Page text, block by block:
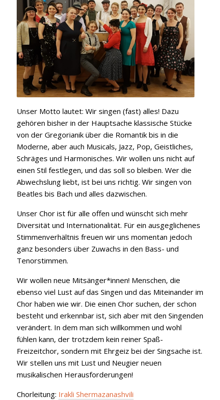
Unser Motto lautet: Wir singen (fast) alles! Dazu
gehören bisher in der Hauptsache klassische Stücke
von der Gregorianik über die Romantik bis in die
Moderne, aber auch Musicals, Jazz, Pop, Geistliches,
Schräges und Harmonisches. Wir wollen uns nicht auf
einen Stil festlegen, und das soll so bleiben. Wer die
Abwechslung liebt, ist bei uns richtig. Wir singen von
Beatles bis Bach und alles dazwischen.
Unser Chor ist für alle offen und wünscht sich mehr
Diversität und Internationalität. Für ein ausgeglichenes
Stimmenverhältnis freuen wir uns momentan jedoch
ganz besonders über Zuwachs in den Bass- und
Tenorstimmen.
Wir wollen neue Mitsänger*innen! Menschen, die
ebenso viel Lust auf das Singen und das Miteinander im
Chor haben wie wir. Die einen Chor suchen, der schon
besteht und erkennbar ist, sich aber mit den Singenden
verändert. In dem man sich willkommen und wohl
fühlen kann, der trotzdem kein reiner Spaß-
Freizeitchor, sondern mit Ehrgeiz bei der Singsache ist.
Wir stellen uns mit Lust und Neugier neuen
musikalischen Herausforderungen!
Chorleitung: Irakli Shermazanashvili